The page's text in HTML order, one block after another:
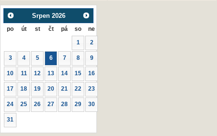
Srpen 2026
po út st čt pá so ne
1 2
3 4 5 6 7 8 9
10 11 12 13 14 15 16
17 18 19 20 21 22 23
24 25 26 27 28 29 30
31